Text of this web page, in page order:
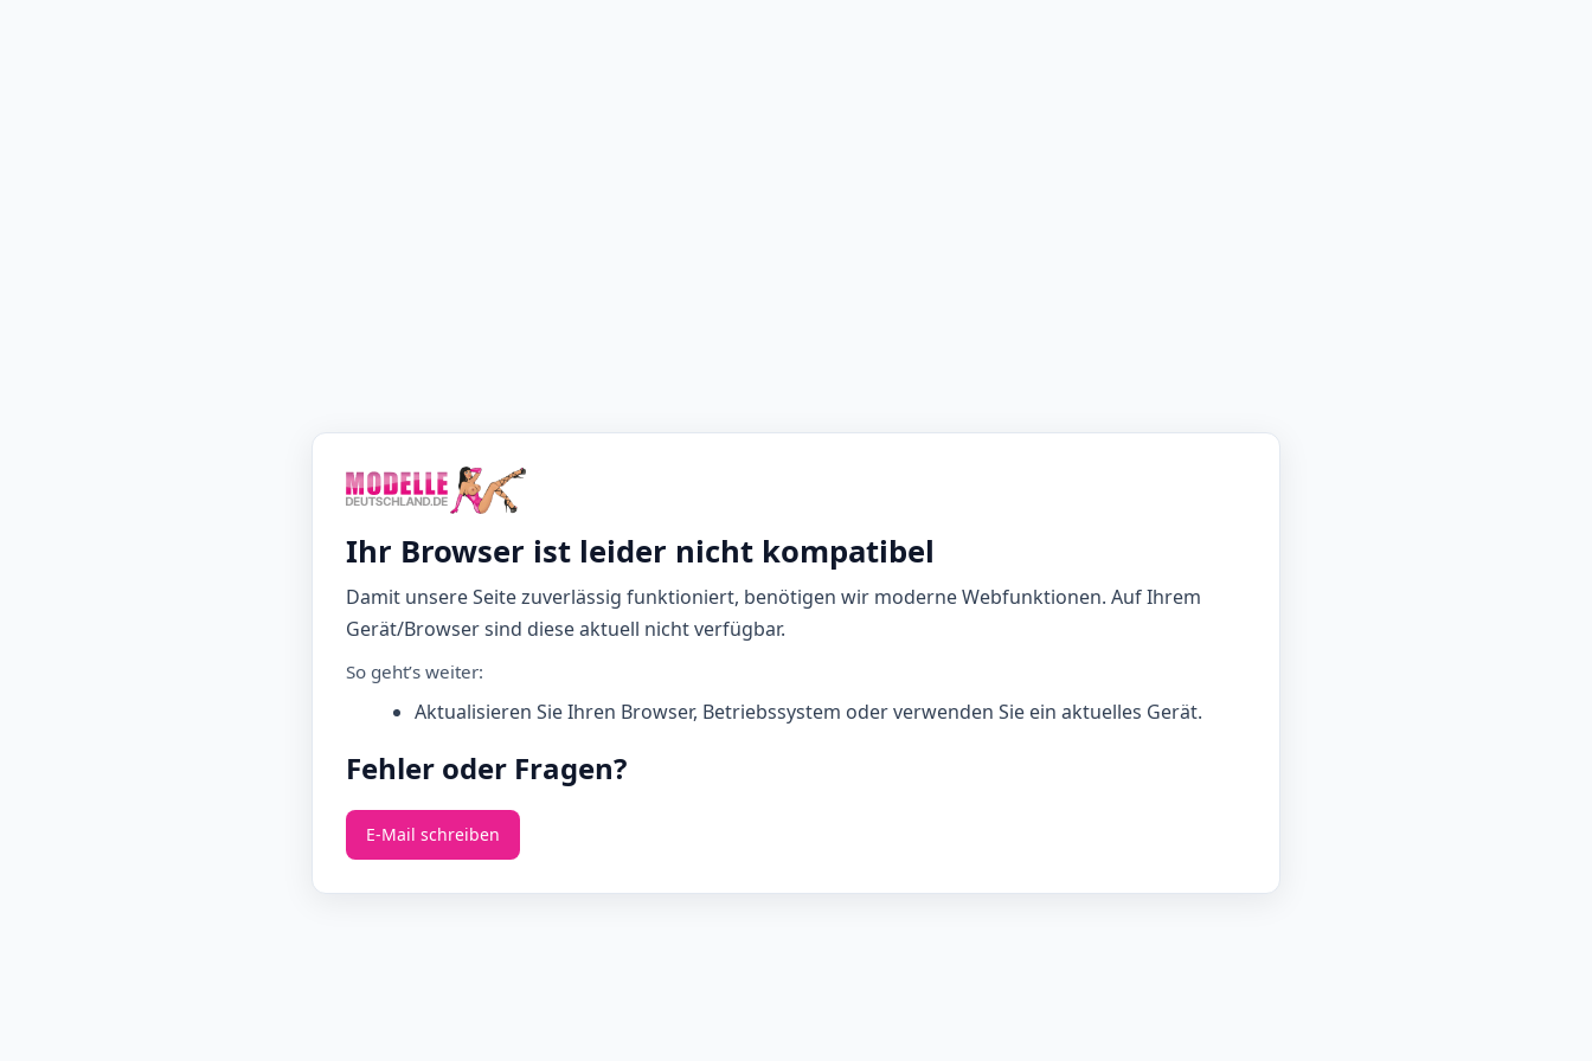
Ihr Browser ist leider nicht kompatibel
Damit unsere Seite zuverlässig funktioniert, benötigen wir moderne Webfunktionen. Auf Ihrem
Gerät/Browser sind diese aktuell nicht verfügbar.
So geht’s weiter:
Aktualisieren Sie Ihren Browser, Betriebssystem oder verwenden Sie ein aktuelles Gerät.
Fehler oder Fragen?
E‑Mail schreiben